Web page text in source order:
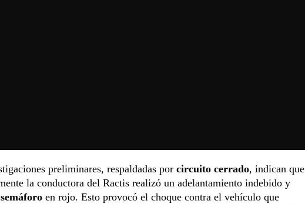
preliminares, respaldadas por circuito cerrado, indican que
la conductora del Ractis realizó un adelantamiento indebido y
en rojo. Esto provocó el choque contra el vehículo que